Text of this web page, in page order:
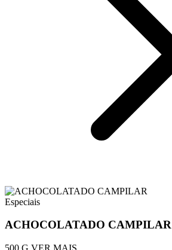
Especiais
ACHOCOLATADO CAMPILAR
500 G VER MAIS